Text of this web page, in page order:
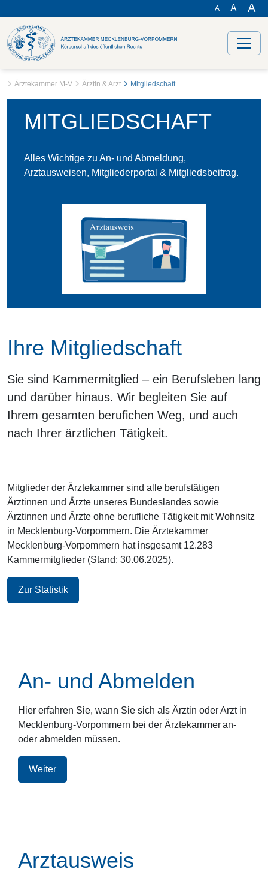
A A A
Ärztekammer M-V Ärztin & Arzt Mitgliedschaft
MITGLIEDSCHAFT
Alles Wichtige zu An- und Abmeldung,
Arztausweisen, Mitgliederportal & Mitgliedsbeitrag.
Ihre Mitgliedschaft
Sie sind Kammermitglied – ein Berufsleben lang
und darüber hinaus. Wir begleiten Sie auf
Ihrem gesamten berufichen Weg, und auch
nach Ihrer ärztlichen Tätigkeit.
Mitglieder der Ärztekammer sind alle berufstätigen
Ärztinnen und Ärzte unseres Bundeslandes sowie
Ärztinnen und Ärzte ohne berufliche Tätigkeit mit Wohnsitz
in Mecklenburg-Vorpommern. Die Ärztekammer
Mecklenburg-Vorpommern hat insgesamt 12.283
Kammermitglieder (Stand: 30.06.2025).
Zur Statistik
An- und Abmelden
Hier erfahren Sie, wann Sie sich als Ärztin oder Arzt in
Mecklenburg-Vorpommern bei der Ärztekammeran-
oder abmelden müssen.
Weiter
Arztausweis